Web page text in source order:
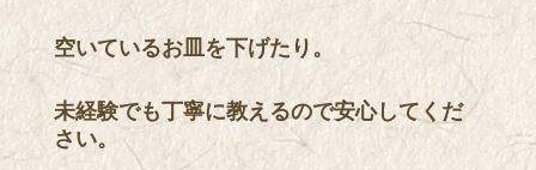
空いているお皿を下げたり。
未経験でも丁寧に教えるので安心してくだ
さい。